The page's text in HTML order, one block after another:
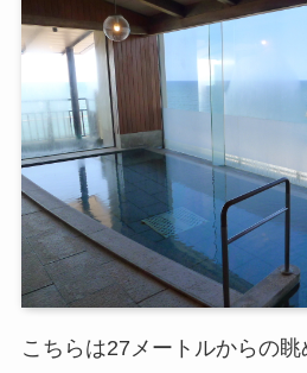
こちらは27メートルからの